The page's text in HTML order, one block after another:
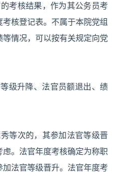
考核结果，作为其公务员考
核登记表。不属于本院党组
情况，可以按有关规定向党
级升降、法官员额退出、绩
等次的，其参加法官等级晋
。法官年度考核确定为称职
法官等级晋升。法官年度考